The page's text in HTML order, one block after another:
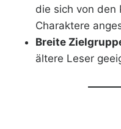
die sich von den
Charaktere
Breite
ältere Leser